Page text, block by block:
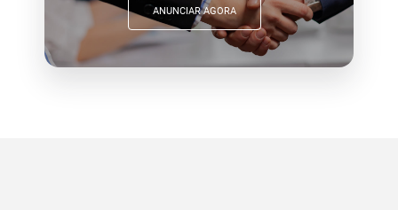
ANUNCIAR AGORA